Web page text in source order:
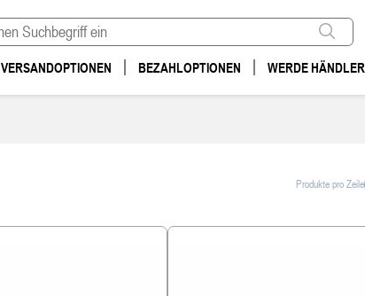
VERSANDOPTIONEN BEZAHLOPTIONEN WERDE HÄNDLER
Produkte pro Zeile